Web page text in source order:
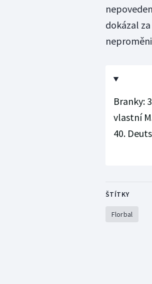
dokázal
Branky:
vlastní
40.
ŠTÍTKY
Florbal